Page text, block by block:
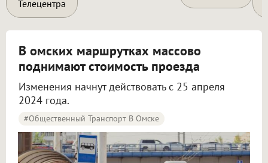
Телецентра
В омских маршрутках массово
поднимают стоимость проезда
Изменения начнут действовать с 25 апреля
2024 года.
#Общественный Транспорт В Омске